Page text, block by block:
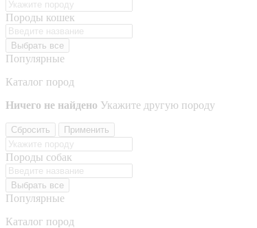
Породы кошек
Выбрать все
Популярные
Каталог пород
Ничего не найдено Укажите другую породу
Сбросить Применить
Породы собак
Выбрать все
Популярные
Каталог пород